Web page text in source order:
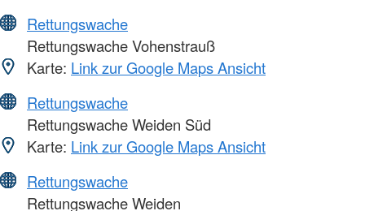
Rettungswache
Rettungswache Vohenstrauß
Karte: Link zur Google Maps Ansicht
Rettungswache
Rettungswache Weiden Süd
Karte: Link zur Google Maps Ansicht
Rettungswache
Rettungswache Weiden